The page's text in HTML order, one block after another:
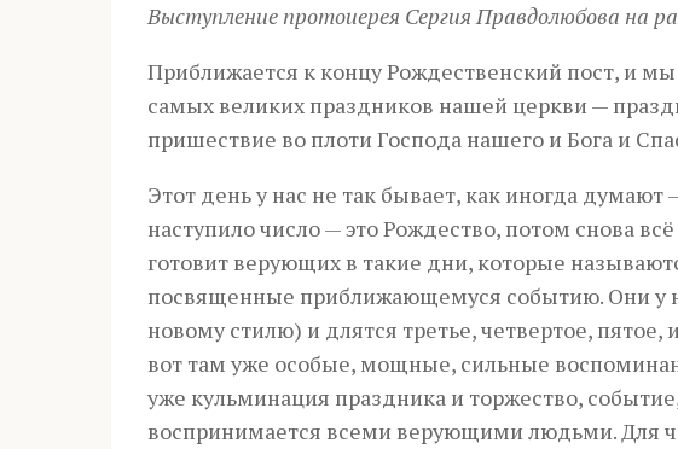
Выступление протоиерея Сергия Правдолюбова на
Приближается к концу Рождественский пост, и
самых великих праздников нашей церкви —
пришествие во плоти Господа нашего и Бога и
Этот день у нас не так бывает, как иногда
наступило число — это Рождество, потом снова
готовит верующих в такие дни, которые
посвященные приближающемуся событию. Они у
новому стилю) и длятся третье, четвертое,
вот там уже особые, мощные, сильные
уже кульминация праздника и торжество,
воспринимается всеми верующими людьми. Для